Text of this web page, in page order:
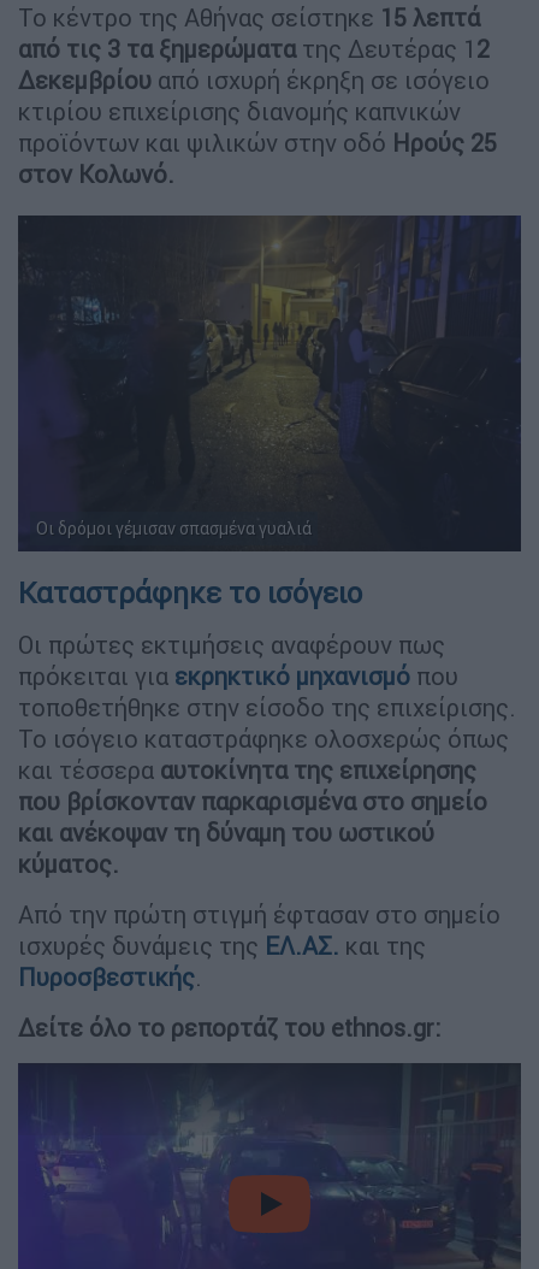
Το κέντρο της Αθήνας σείστηκε 15 λεπτά
από τις 3 τα ξημερώματατης Δευτέρας 1 2
Δεκεμβρίου από ισχυρή έκρηξη σε ισόγειο
κτιρίου επιχείρισης διανομής καπνικών
προϊόντων και ψιλικών στην οδό Ηρούς 25
στον Κολωνό.
Οι δρόμοι γέμισαν σπασμένα γυαλιά
Καταστράφηκε το ισόγειο
Οι πρώτες εκτιμήσεις αναφέρουν πως
πρόκειται για εκρηκτικό μηχανισμό που
τοποθετήθηκε στην είσοδο της επιχείρισης.
Το ισόγειο καταστράφηκε ολοσχερώς όπως
και τέσσερα αυτοκίνητα της επιχείρησης
που βρίσκονταν παρκαρισμένα στο σημείο
και ανέκοψαν τη δύναμη του ωστικού
κύματος.
Από την πρώτη στιγμή έφτασαν στο σημείο
ισχυρές δυνάμεις της ΕΛ.ΑΣ. και της
Πυροσβεστικής.
Δείτε όλο το ρεπορτάζ του ethnos.gr:
video